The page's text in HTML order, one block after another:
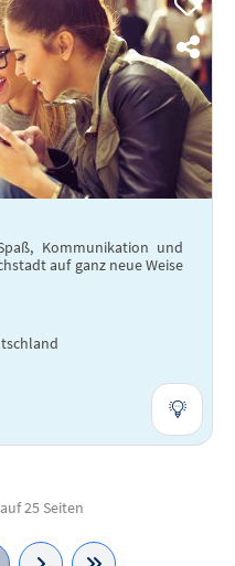
Kommunikation und
auf ganz neue Weise
25 Seiten